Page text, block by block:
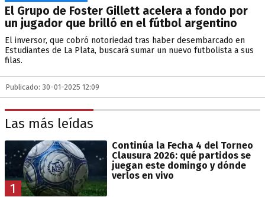
El Grupo de Foster Gillett acelera a fondo por
un jugador que brilló en el fútbol argentino
El inversor, que cobró notoriedad tras haber desembarcado en
Estudiantes de La Plata, buscará sumar un nuevo futbolista a sus
filas.
Publicado: 30-01-2025 12:09
Las más leídas
1
Continúa la Fecha 4 del Torneo
Clausura 2026: qué partidos se
juegan este domingo y dónde
verlos en vivo